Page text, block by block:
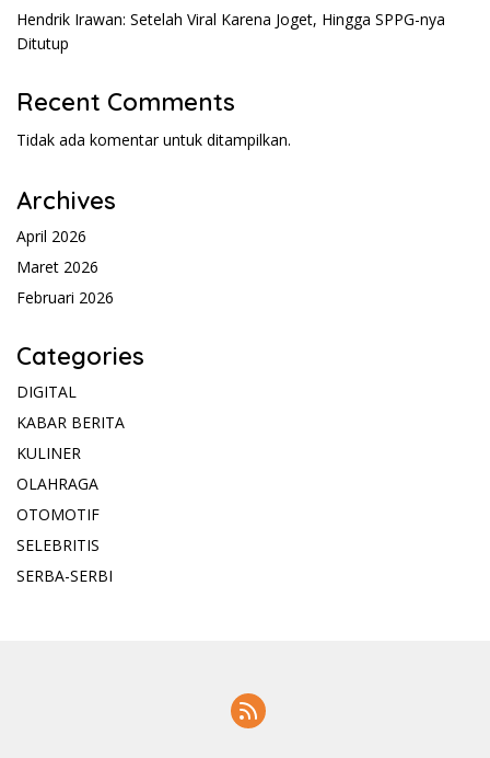
Hendrik Irawan: Setelah Viral Karena Joget, Hingga SPPG-nya
Ditutup
Recent Comments
Tidak ada komentar untuk ditampilkan.
Archives
April 2026
Maret 2026
Februari 2026
Categories
DIGITAL
KABAR BERITA
KULINER
OLAHRAGA
OTOMOTIF
SELEBRITIS
SERBA-SERBI